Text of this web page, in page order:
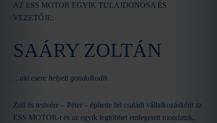
AZ ESS MOTOR EGYIK TULAJDONOSA ÉS
VEZETŐJE:
SAÁRY ZOLTÁN
…aki csere helyett gondolkodik
Zoli és testvére – Péter – építette fel családi vállalkozásként az
ESS MOTOR-t és az egyik legtöbbet emlegetett mondatuk,